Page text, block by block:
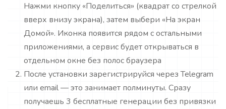
Нажми кнопку «Поделиться» (квадрат со стрелкой
вверх внизу экрана), затем выбери «На экран
Домой». Иконка появится рядом с остальными
приложениями, а сервис будет открываться в
отдельном окне без полос браузера
После установки зарегистрируйся через Telegram
или email — это занимает полминуты. Сразу
получаешь 3 бесплатные генерации без привязки